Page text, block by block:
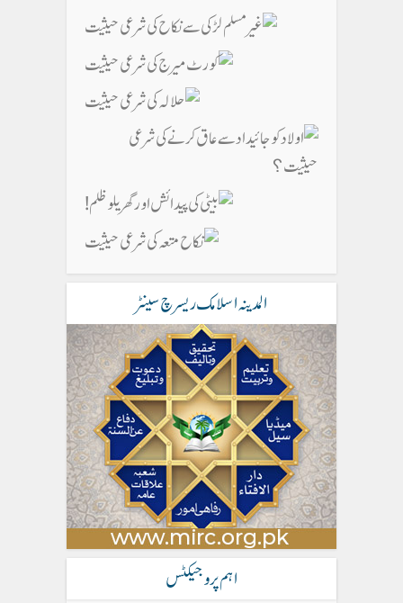
المدینہ اسلامک ریسرچ سینٹر
اہم پروجیکٹس